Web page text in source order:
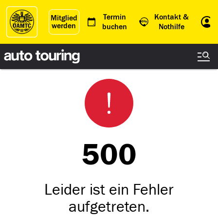
Mitglied
werden
Termin
buchen
Kontakt &
Nothilfe
500
Leider ist ein Fehler
aufgetreten.